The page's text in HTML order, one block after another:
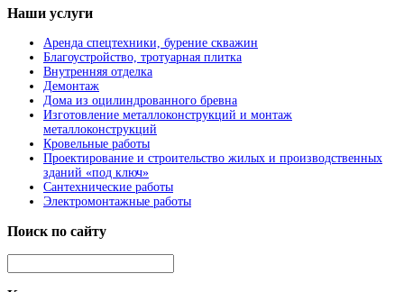
Наши услуги
Аренда спецтехники, бурение скважин
Благоустройство, тротуарная плитка
Внутренняя отделка
Демонтаж
Дома из оцилиндрованного бревна
Изготовление металлоконструкций и монтаж
металлоконструкций
Кровельные работы
Проектирование и строительство жилых и производственных
зданий «под ключ»
Сантехнические работы
Электромонтажные работы
Поиск по сайту